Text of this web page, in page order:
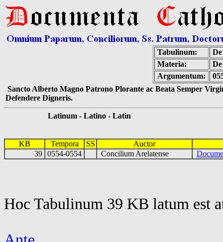
Tabulinum:
Materia:
Argumentum:
Sancto Alberto Magno Patrono Plorante ac Beata Semper
Defendere Digneris.
Latinum - Latino - Latin
KB Tempora SS
Auctor
39 0554-0554 Concilium Arelatense
Hoc Tabulinum 39 KB latum est